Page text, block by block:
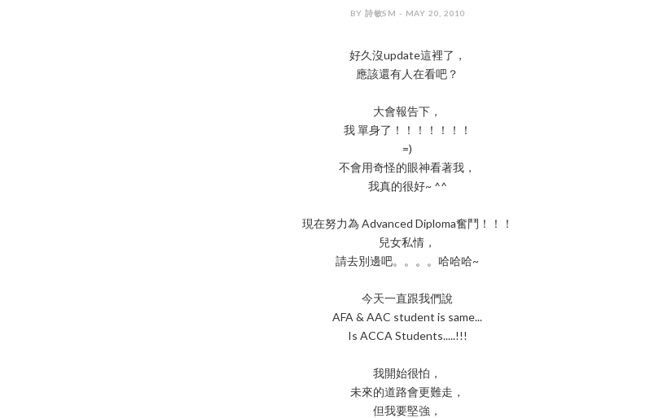
BY 詩敏SM - MAY 20, 2010
好久沒update這裡了，
應該還有人在看吧？
大會報告下，
我 單身了！！！！！！！
=)
不會用奇怪的眼神看著我，
我真的很好~ ^^
現在努力為 Advanced Diploma奮鬥！！！
兒女私情，
請去別邊吧。。。。哈哈哈~
今天一直跟我們說
AFA & AAC student is same...
Is ACCA Students.....!!!
我開始很怕，
未來的道路會更難走，
但我要堅強，